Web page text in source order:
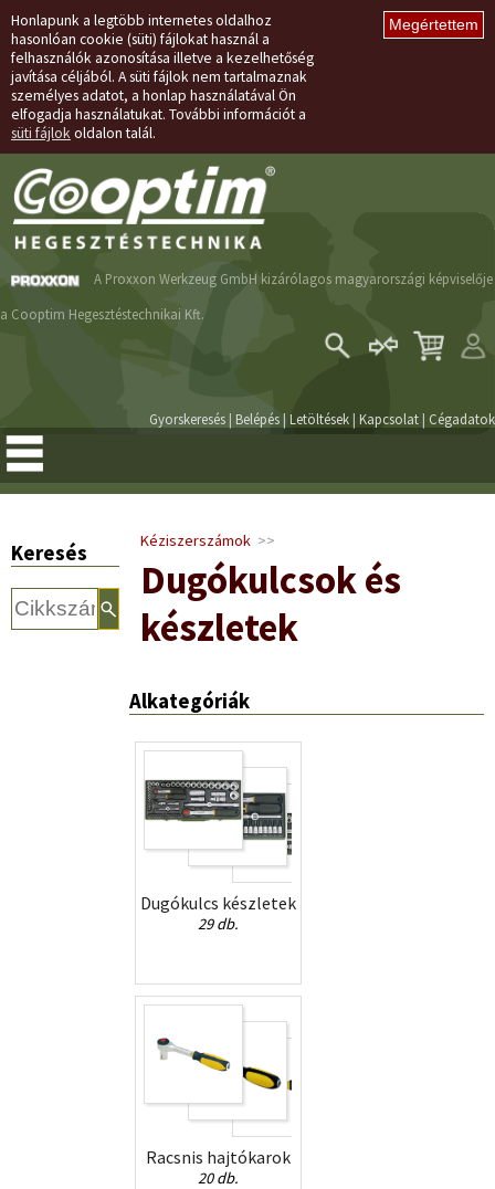
Honlapunk a legtöbb internetes oldalhoz
hasonlóan cookie (süti) fájlokat használ a
felhasználók azonosítása illetve a kezelhetőség
javítása céljából. A süti fájlok nem tartalmaznak
személyes adatot, a honlap használatával Ön
elfogadja használatukat. További információt a
süti fájlok oldalon talál.
A Proxxon Werkzeug GmbH kizárólagos magyarországi képviselője
a Cooptim Hegesztéstechnikai Kft.
Regisztráció
Gyorskeresés | Belépés| Letöltések | Kapcsolat | Cégadatok
Keresés Kéziszerszámok >>
Dugókulcsok és
készletek
Alkategóriák
Dugókulcs készletek
29 db.
Racsnis hajtókarok
20 db.